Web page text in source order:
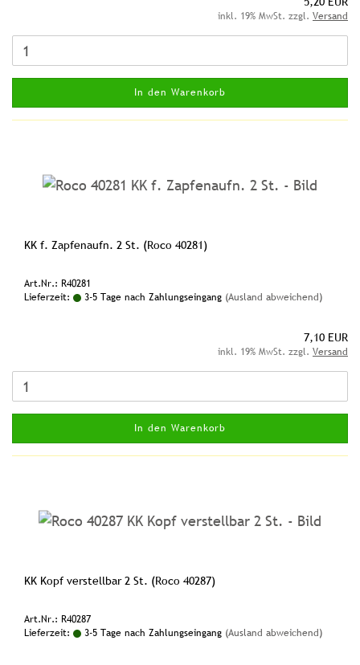
inkl. 19% MwSt. zzgl. Versand
In den Warenkorb
KK f. Zapfenaufn. 2 St. (Roco 40281)
Art.Nr.: R40281
Lieferzeit:
3-5 Tage nach Zahlungseingang (Ausland abweichend)
7,10 EUR
inkl. 19% MwSt. zzgl. Versand
In den Warenkorb
KK Kopf verstellbar 2 St. (Roco 40287)
Art.Nr.: R40287
Lieferzeit:
3-5 Tage nach Zahlungseingang (Ausland abweichend)